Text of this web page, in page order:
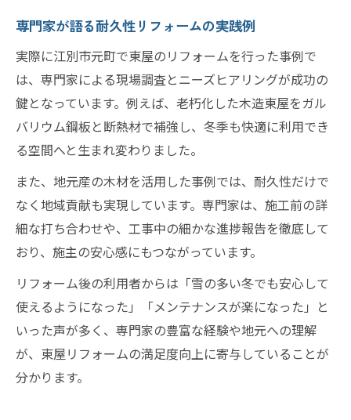
専門家が語る耐久性リフォームの実践例
実際に江別市元町で東屋のリフォームを行った事例で
は、専門家による現場調査とニーズヒアリングが成功の
鍵となっています。例えば、老朽化した木造東屋をガル
バリウム鋼板と断熱材で補強し、冬季も快適に利用でき
る空間へと生まれ変わりました。
また、地元産の木材を活用した事例では、耐久性だけで
なく地域貢献も実現しています。専門家は、施工前の詳
細な打ち合わせや、工事中の細かな進捗報告を徹底して
おり、施主の安心感にもつながっています。
リフォーム後の利用者からは「雪の多い冬でも安心して
使えるようになった」「メンテナンスが楽になった」と
いった声が多く、専門家の豊富な経験や地元への理解
が、東屋リフォームの満足度向上に寄与していることが
分かります。